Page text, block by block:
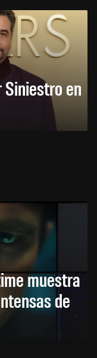
en
muestra
de